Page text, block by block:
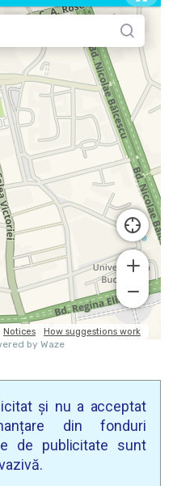
și nu a acceptat
din fonduri
de publicitate sunt